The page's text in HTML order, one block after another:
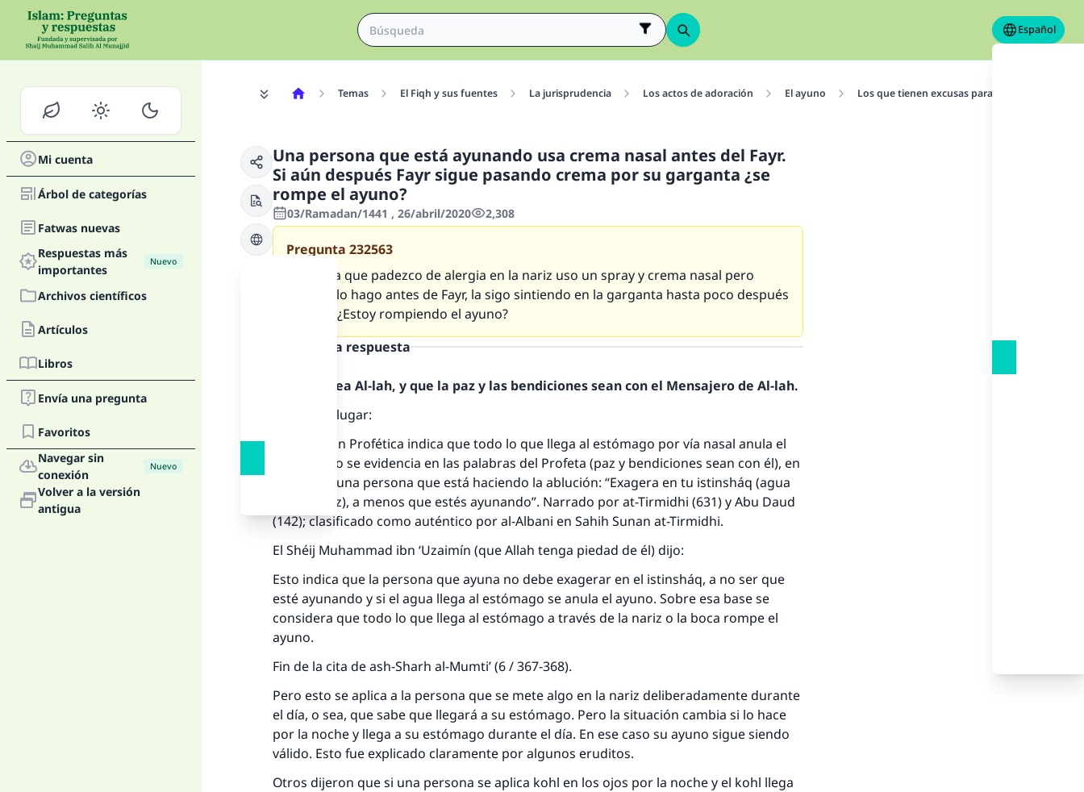
Español
Mi cuenta
Árbol de categorías
Fatwas nuevas
Respuestas más
importantes
Nuevo
Archivos científicos
Artículos
Libros
Envía una pregunta
Favoritos
Navegar sin
conexión
Nuevo
Volver a la versión
antigua
Temas El Fiqh y sus fuentes La jurisprudencia Los actos de adoración El ayuno Los que tienen excusas para no ayunar
Una persona que está ayunando usa crema nasal antes del Fayr.
Si aún después Fayr sigue pasando crema por su garganta ¿se
rompe el ayuno?
03/Ramadan/1441 , 26/abril/2020 2,308
Pregunta 232563
Debido a que padezco de alergia en la nariz uso un spray y crema nasal pero
aunque lo hago antes de Fayr, la sigo sintiendo en la garganta hasta poco después
del Fayr ¿Estoy rompiendo el ayuno?
Texto de la respuesta
Alabado sea Al-lah, y que la paz y las bendiciones sean con el Mensajero de Al-lah.
En primer lugar:
La Tradición Profética indica que todo lo que llega al estómago por vía nasal anula el
ayuno. Esto se evidencia en las palabras del Profeta (paz y bendiciones sean con él), en
el caso de una persona que está haciendo la ablución: “Exagera en tu istinsháq (agua
por la nariz), a menos que estés ayunando”. Narrado por at-Tirmidhi (631) y Abu Daud
(142); clasificado como auténtico por al-Albani en Sahih Sunan at-Tirmidhi.
El Shéij Muhammad ibn ‘Uzaimín (que Allah tenga piedad de él) dijo:
Esto indica que la persona que ayuna no debe exagerar en el istinsháq, a no ser que
esté ayunando y si el agua llega al estómago se anula el ayuno. Sobre esa base se
considera que todo lo que llega al estómago a través de la nariz o la boca rompe el
ayuno.
Fin de la cita de ash-Sharh al-Mumti’ (6 / 367-368).
Pero esto se aplica a la persona que se mete algo en la nariz deliberadamente durante
el día, o sea, que sabe que llegará a su estómago. Pero la situación cambia si lo hace
por la noche y llega a su estómago durante el día. En ese caso su ayuno sigue siendo
válido. Esto fue explicado claramente por algunos eruditos.
Otros dijeron que si una persona se aplica kohl en los ojos por la noche y el kohl llega